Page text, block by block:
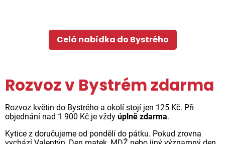
Celá nabídka do Bystrého
Rozvoz v Bystrém zdarma
Rozvoz květin do Bystrého a okolí stojí jen 125 Kč. Při
objednání nad 1 900 Kč je vždy úplně zdarma.
Kytice z doručujeme od pondělí do pátku. Pokud zrovna